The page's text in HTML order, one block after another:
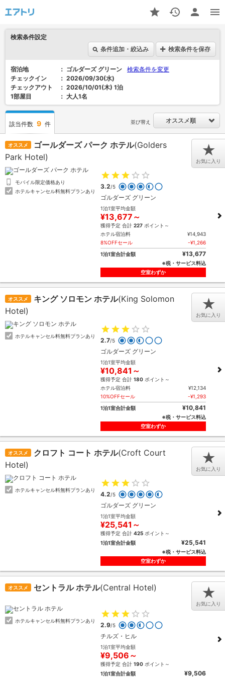
検索条件設定
条件追加・絞込み
検索条件を保存
宿泊地 ゴルダーズ グリーン
検索条件を変更
チェックイン
2026/09/30(水)
チェックアウト
2026/10/01(木) 1泊
1部屋目
大人1名
該当件数 9 件 並び替え オススメ順
オススメ ゴールダーズ パーク ホテル(Golders
Park Hotel)
モバイル限定価格あり
ホテルキャンセル料無料プランあり
3.2/5
ゴルダーズ グリーン
1泊1室平均金額
¥13,677～
獲得予定 合計 227 ポイント～
ホテル宿泊料
¥14,943
8%OFFセール
-¥1,266
1泊1室合計金額
¥13,677
※税・サービス料込
空室わずか
★
お気に入り
オススメ キング ソロモン ホテル(King Solomon
Hotel)
ホテルキャンセル料無料プランあり
2.7/5
ゴルダーズ グリーン
1泊1室平均金額
¥10,841～
獲得予定 合計 180 ポイント～
ホテル宿泊料
¥12,134
10%OFFセール
-¥1,293
1泊1室合計金額
¥10,841
※税・サービス料込
空室わずか
★
お気に入り
オススメ クロフト コート ホテル(Croft Court
Hotel)
ホテルキャンセル料無料プランあり
4.2/5
ゴルダーズ グリーン
1泊1室平均金額
¥25,541～
獲得予定 合計 425 ポイント～
1泊1室合計金額
¥25,541
※税・サービス料込
空室わずか
★
お気に入り
オススメ セントラル ホテル(Central Hotel)
ホテルキャンセル料無料プランあり
2.9/5
チルズ・ヒル
1泊1室平均金額
¥9,506～
獲得予定 合計 190 ポイント～
1泊1室合計金額
¥9,506
★
お気に入り